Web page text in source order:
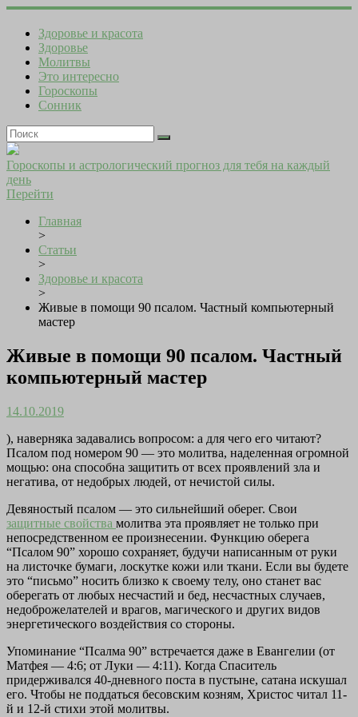
Здоровье и красота
Здоровье
Молитвы
Это интересно
Гороскопы
Сонник
Гороскопы и астрологический прогноз для тебя на каждый
день
Перейти
Главная
>
Статьи
>
Здоровье и красота
>
Живые в помощи 90 псалом. Частный компьютерный
мастер
Живые в помощи 90 псалом. Частный
компьютерный мастер
14.10.2019
), наверняка задавались вопросом: а для чего его читают?
Псалом под номером 90 — это молитва, наделенная огромной
мощью: она способна защитить от всех проявлений зла и
негатива, от недобрых людей, от нечистой силы.
Девяностый псалом — это сильнейший оберег. Свои
защитные свойства молитва эта проявляет не только при
непосредственном ее произнесении. Функцию оберега
“Псалом 90” хорошо сохраняет, будучи написанным от руки
на листочке бумаги, лоскутке кожи или ткани. Если вы будете
это “письмо” носить близко к своему телу, оно станет вас
оберегать от любых несчастий и бед, несчастных случаев,
недоброжелателей и врагов, магического и других видов
энергетического воздействия со стороны.
Упоминание “Псалма 90” встречается даже в Евангелии (от
Матфея — 4:6; от Луки — 4:11). Когда Спаситель
придерживался 40-дневного поста в пустыне, сатана искушал
его. Чтобы не поддаться бесовским козням, Христос читал 11-
й и 12-й стихи этой молитвы.